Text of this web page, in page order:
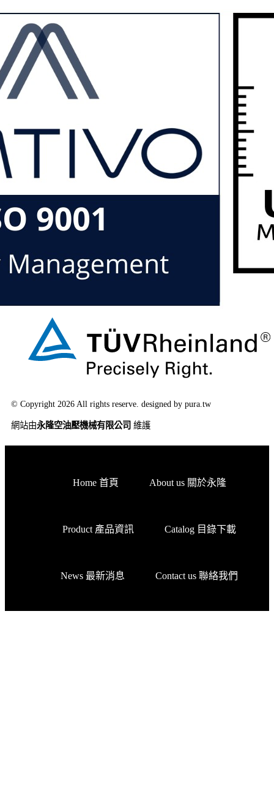
© Copyright 2026 All rights reserve. designed by pura.tw
網站由永隆空油壓機械有限公司 維護
Home 首頁 About us 關於永隆
Product 產品資訊 Catalog 目錄下載
News 最新消息 Contact us 聯絡我們